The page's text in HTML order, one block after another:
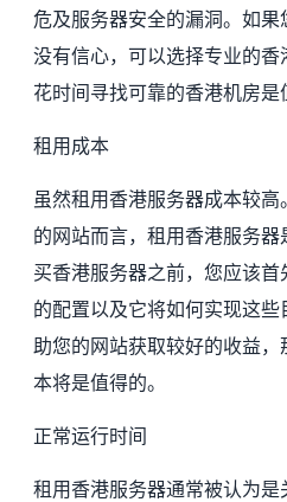
危及服务器安全的漏洞。如
没有信心，可以选择专业的香
花时间寻找可靠的香港机房是
租用成本
虽然租用香港服务器成本较
的网站而言，租用香港服务
买香港服务器之前，您应该
的配置以及它将如何实现这
助您的网站获取较好的收益
本将是值得的。
正常运行时间
租用香港服务器通常被认为